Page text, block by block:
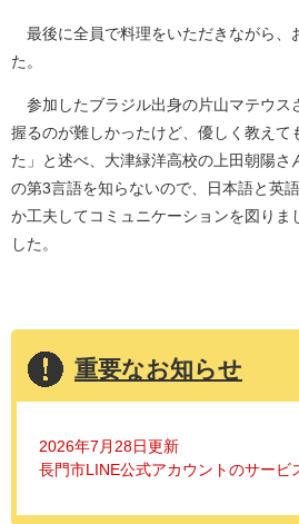
最後に全員で料理をいただきながら、
た。
参加したブラジル出身の片山マテウス
握るのが難しかったけど、優しく教えて
た」と述べ、大津緑洋高校の上田朝陽さ
の第3言語を知らないので、日本語と英
か工夫してコミュニケーションを図りま
した。
重要なお知らせ
2026年7月28日更新
長門市LINE公式アカウントのサービ